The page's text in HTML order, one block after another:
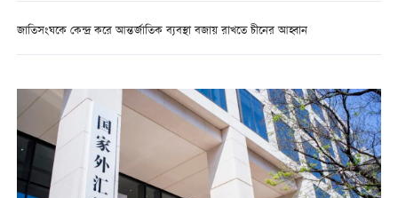
জাতিসংঘকে কেন্দ্র করে আন্তর্জাতিক ব্যবস্থা বজায় রাখতে চীনের আহ্বান